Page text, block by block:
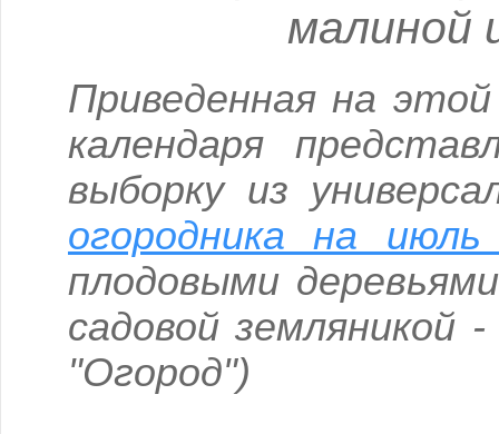
малиной
Приведенная на
календаря
выборку из
огородника на
плодовыми
садовой земляникой
"Огород")